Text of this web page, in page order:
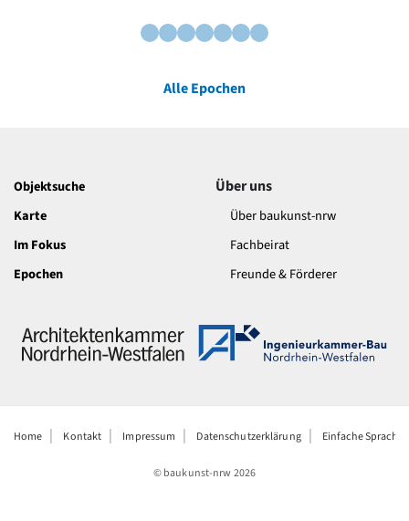
Alle Epochen
Objektsuche
Karte
Im Fokus
Epochen
Über uns
Über baukunst-nrw
Fachbeirat
Freunde & Förderer
Home Kontakt Impressum Datenschutzerklärung Einfache Sprache
© baukunst-nrw2026